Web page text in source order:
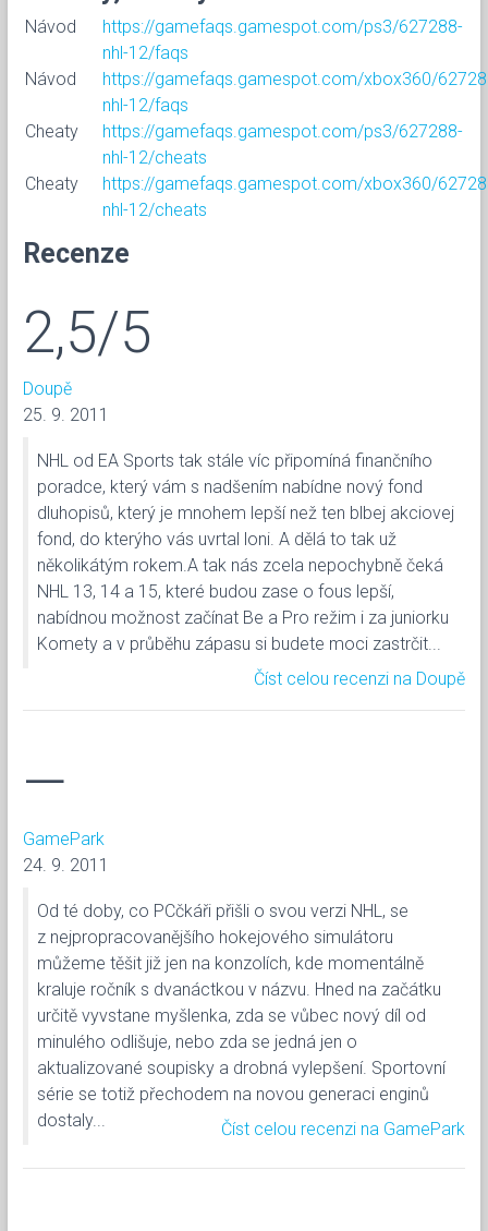
Návod
https://gamefaqs.gamespot.com/ps3/627288-
nhl-12/faqs
Návod
https://gamefaqs.gamespot.com/xbox360/
nhl-12/faqs
Cheaty
https://gamefaqs.gamespot.com/ps3/627288-
nhl-12/cheats
Cheaty
https://gamefaqs.gamespot.com/xbox360/
nhl-12/cheats
Recenze
2,5/5
Doupě
25. 9. 2011
NHL od EA Sports tak stále víc připomíná finančního
poradce, který vám s nadšením nabídne nový fond
dluhopisů, který je mnohem lepší než ten blbej akciovej
fond, do kterýho vás uvrtal loni. A dělá to tak už
několikátým rokem.A tak nás zcela nepochybně čeká
NHL 13, 14 a 15, které budou zase o fous lepší,
nabídnou možnost začínat Be a Pro režim i za juniorku
Komety a v průběhu zápasu si budete moci zastrčit...
Číst celou recenzi na Doupě
—
GamePark
24. 9. 2011
Od té doby, co PCčkáři přišli o svou verzi NHL, se
z nejpropracovanějšího hokejového simulátoru
můžeme těšit již jen na konzolích, kde momentálně
kraluje ročník s dvanáctkou v názvu. Hned na začátku
určitě vyvstane myšlenka, zda se vůbec nový díl od
minulého odlišuje, nebo zda se jedná jen o
aktualizované soupisky a drobná vylepšení. Sportovní
série se totiž přechodem na novou generaci enginů
dostaly...
Číst celou recenzi na GamePark